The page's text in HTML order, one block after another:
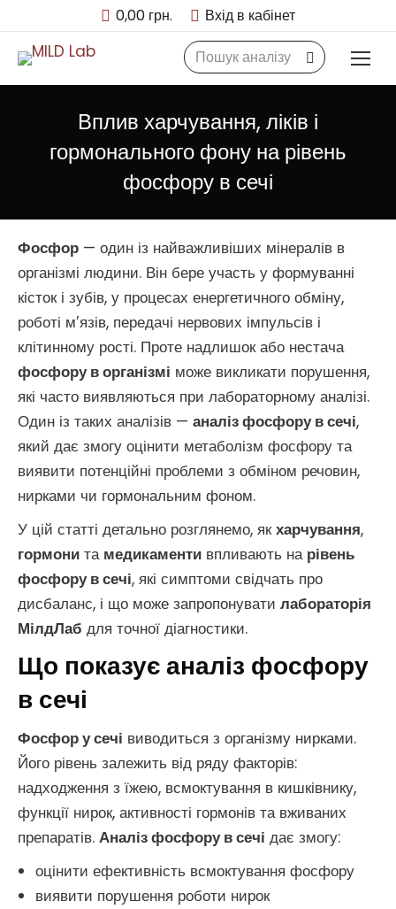
0,00 грн. Вхід в кабінет
Search:
Вплив харчування, ліків і
гормонального фону на рівень
фосфору в сечі
Фосфор — один із найважливіших мінералів в
організмі людини. Він бере участь у формуванні
кісток і зубів, у процесах енергетичного обміну,
роботі м’язів, передачі нервових імпульсів і
клітинному рості. Проте надлишок або нестача
фосфору в організмі може викликати порушення,
які часто виявляються при лабораторному аналізі.
Один із таких аналізів — аналіз фосфору в сечі,
який дає змогу оцінити метаболізм фосфору та
виявити потенційні проблеми з обміном речовин,
нирками чи гормональним фоном.
У цій статті детально розглянемо, якхарчування,
гормони та медикаменти впливають на рівень
фосфору в сечі, які симптоми свідчать про
дисбаланс, і що може запропонувати лабораторія
МілдЛаб для точної діагностики.
Що показує аналіз фосфору
в сечі
Фосфор у сечі виводиться з організму нирками.
Його рівень залежить від ряду факторів:
надходження з їжею, всмоктування в кишківнику,
функції нирок, активності гормонів та вживаних
препаратів. Аналіз фосфору в сечі дає змогу:
оцінити ефективність всмоктування фосфору
виявити порушення роботи нирок